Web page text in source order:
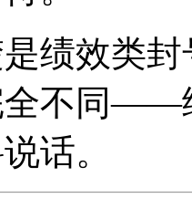
绩效类
全不同——
话。